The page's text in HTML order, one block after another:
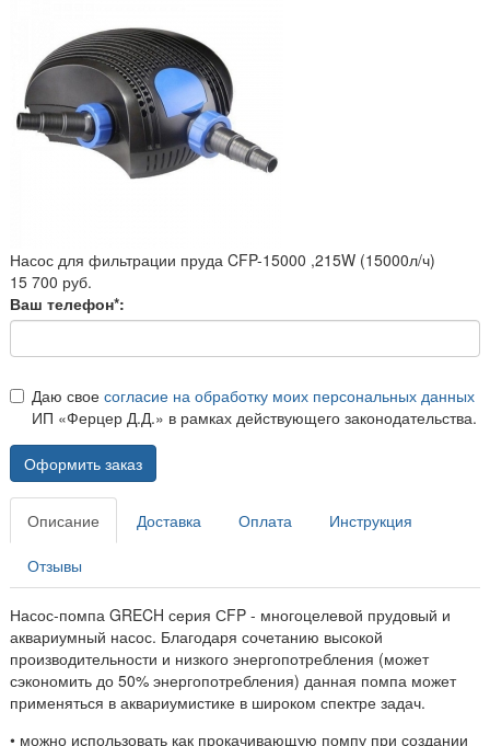
Насос для фильтрации пруда CFP-15000 ,215W (15000л/ч)
15 700 руб.
Ваш телефон*:
Даю свое согласие на обработку моих персональных данных
ИП «Ферцер Д.Д.» в рамках действующего законодательства.
Оформить заказ
Описание Доставка Оплата Инструкция
Отзывы
Насос-помпа GRECH серия СFP - многоцелевой прудовый и
аквариумный насос. Благодаря сочетанию высокой
производительности и низкого энергопотребления (может
сэкономить до 50% энергопотребления) данная помпа может
применяться в аквариумистике в широком спектре задач.
• можно использовать как прокачивающую помпу при создании